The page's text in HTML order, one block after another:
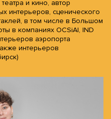
и кино, автор
интерьеров, сценического
в том числе в Большом
в компаниях OCSiAl, IND
аэропорта
интерьеров